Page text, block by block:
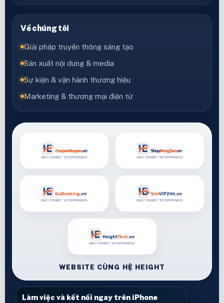
Về chúng tôi
Giải pháp truyền thông sáng tạo
Sản xuất nội dung & media
Sự kiện & vận hành thương hiệu
Marketing & thương mại điện tử
WEBSITE CÙNG HỆ HEIGHT
Làm việc và kết nối ngay trên iPhone